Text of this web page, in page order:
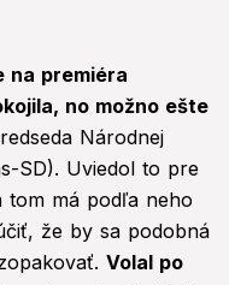
na premiéra
no možno ešte
Národnej
SD). Uviedol to pre
tom má podľa neho
že by sa podobná
Volal po